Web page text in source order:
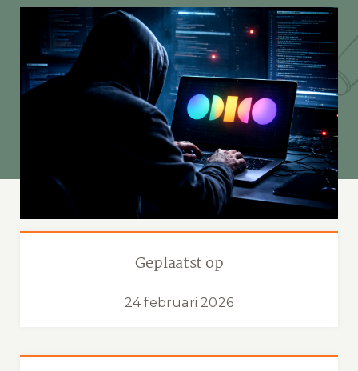
Geplaatst op
24 februari 2026